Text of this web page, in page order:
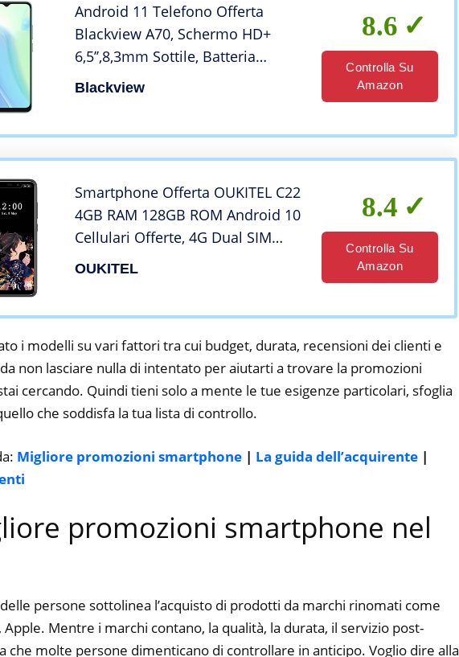
Android 11 Telefono Offerta
Blackview A70, Schermo HD+
6,5’’,8,3mm Sottile, Batteria
Massiccia 5380mAh, Octa Core
Blackview
8.6
Controlla Su
Amazon
Smartphone Offerta OUKITEL C22
4GB RAM 128GB ROM Android 10
Cellulari Offerte, 4G Dual SIM
Telefono Cellulare, 5.86 Pollici
OUKITEL
8.4
Controlla Su
Amazon
i modelli su vari fattori tra cui budget, durata, recensioni dei clienti e
non lasciare nulla di intentato per aiutarti a trovare la promozioni
cercando. Quindi tieni solo a mente le tue esigenze particolari, sfoglia
che soddisfa la tua lista di controllo.
Migliore promozioni smartphone | La guida dell’acquirente |
promozioni smartphone nel
persone sottolinea l’acquisto di prodotti da marchi rinomati come
Apple. Mentre i marchi contano, la qualità, la durata, il servizio post-
che molte persone dimenticano di controllare in anticipo. Voglio dire alla